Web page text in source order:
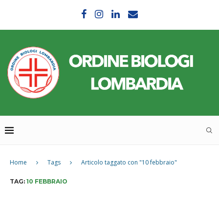
Home Tags Articolo taggato con "10 febbraio"
TAG: 10 FEBBRAIO